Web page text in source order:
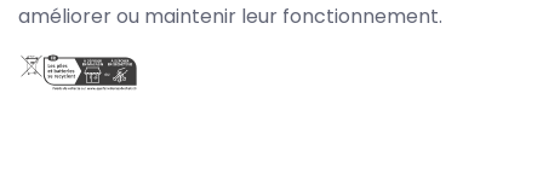
améliorer ou maintenir leur fonctionnement.